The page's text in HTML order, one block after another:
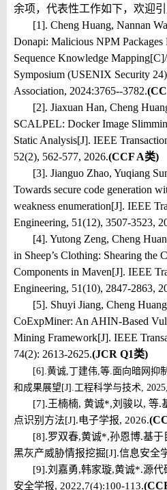
余项，代表性工作如下， 欢迎
[1]. Cheng Huang, Nannan
Donapi: Malicious NPM Packages
Sequence Knowledge
Symposium (USENIX Security
Association, 2024:3765--3782.
[2]. Jiaxuan Han, Cheng
SCALPEL: Docker Image
Static Analysis[J]. IEEE
52(2), 562-577, 2026.(CCF A类)
[3]. Jianguo Zhao, Yuqiang
Towards secure code generation
weakness enumeration[J]. IEEE
Engineering, 51(12), 3507-3523,
[4]. Yutong Zeng, Cheng
in Sheep’s Clothing: Shearing the
Components in Maven[J]. IEEE
Engineering, 51(10), 2847-2863,
[5]. Shuyi Jiang, Cheng
CoExpMiner: An AHIN-Based
Mining Framework[J]. IEEE
74(2): 2613-2625.(JCR Q1类)
[6].黄诚,丁建伟,等.面向暗网抑
和成果展望 [J].工程科学与技术,
[7].王楠楠, 黄诚*,刘骏以, 等.
点识别方法[J].电子学报, 2026.
[8].罗双春,黄诚*,孙恩博.基于
黑灰产威胁情报挖掘[J].信息安全
[9].刘嘉勇,韩家璇,黄诚*.源代
安全学报, 2022,7(4):100-113.